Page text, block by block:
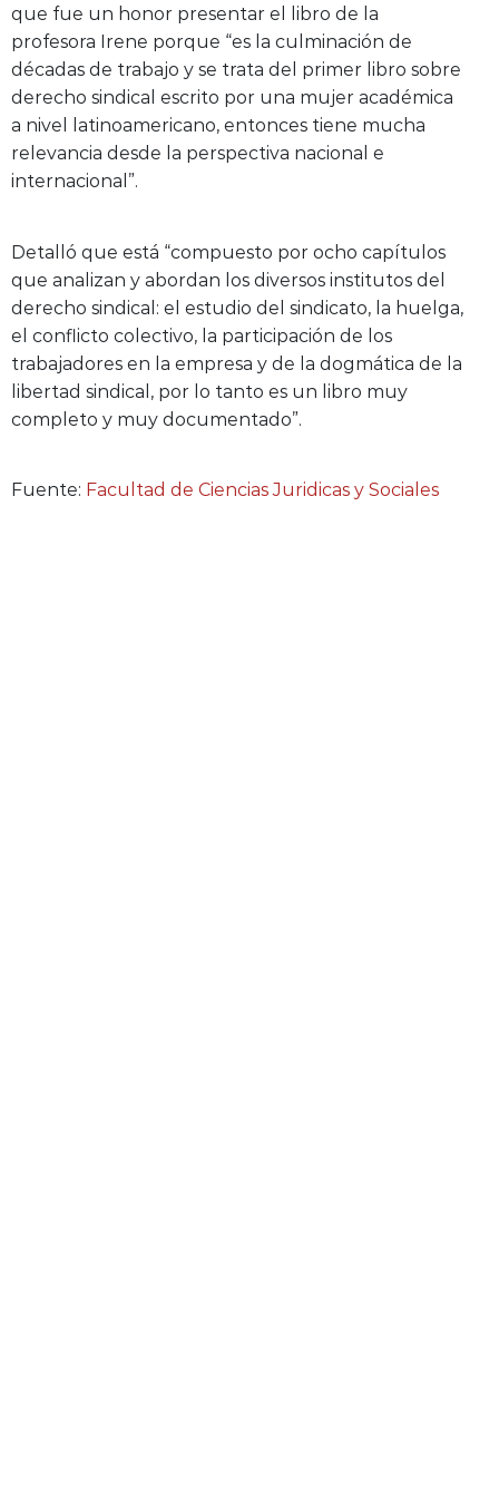
que fue un honor presentar el libro de la
profesora Irene porque “es la culminación de
décadas de trabajo y se trata del primer libro sobre
derecho sindical escrito por una mujer académica
a nivel latinoamericano, entonces tiene mucha
relevancia desde la perspectiva nacional e
internacional”.
Detalló que está “compuesto por ocho capítulos
que analizan y abordan los diversos institutos del
derecho sindical: el estudio del sindicato, la huelga,
el conflicto colectivo, la participación de los
trabajadores en la empresa y de la dogmática de la
libertad sindical, por lo tanto es un libro muy
completo y muy documentado”.
Fuente: Facultad de Ciencias Juridicas y Sociales